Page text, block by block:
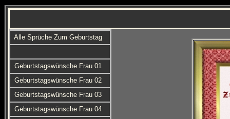
Alle Sprüche Zum Geburtstag
Geburtstagswünsche Frau 01
Geburtstagswünsche Frau 02
Geburtstagswünsche Frau 03
Geburtstagswünsche Frau 04